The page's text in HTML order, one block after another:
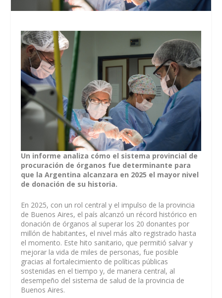
Un informe analiza cómo el sistema provincial de
procuración de órganos fue determinante para
que la Argentina alcanzara en 2025 el mayor nivel
de donación de su historia.
En 2025, con un rol central y el impulso de la provincia
de Buenos Aires, el país alcanzó un récord histórico en
donación de órganos al superar los 20 donantes por
millón de habitantes, el nivel más alto registrado hasta
el momento. Este hito sanitario, que permitió salvar y
mejorar la vida de miles de personas, fue posible
gracias al fortalecimiento de políticas públicas
sostenidas en el tiempo y, de manera central, al
desempeño del sistema de salud de la provincia de
Buenos Aires.